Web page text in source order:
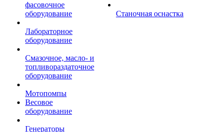
фасовочное
оборудование
Лабораторное
оборудование
Смазочное, масло- и
топливораздаточное
оборудование
Мотопомпы
Весовое
оборудование
Генераторы
Станочная оснастка